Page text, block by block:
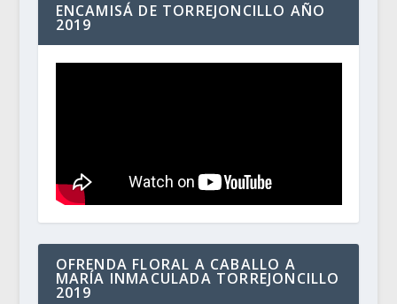
ENCAMISÁ DE TORREJONCILLO AÑO
2019
OFRENDA FLORAL A CABALLO A
MARÍA INMACULADA TORREJONCILLO
2019